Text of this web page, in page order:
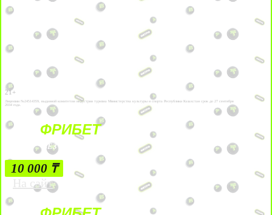
21+
Лицензии №24514359, выданной комитетом индустрии туризма Министерства культуры и спорта Республики Казахстан срок до 27 сентября
2034 года.
ФРИБЕТ
БЕЗ УСЛОВИЙ
10 000 ₸
На сайт